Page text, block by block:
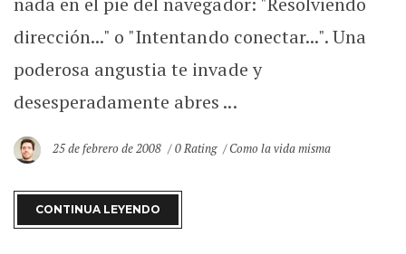
dirección..." o "Intentando conectar...". Una
poderosa angustia te invade y
desesperadamente abres ...
25 de febrero de 2008 0 Rating Como la vida misma
CONTINUA LEYENDO